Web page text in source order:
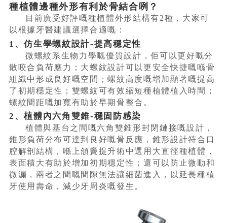
種植體邊種外形有利於骨結合咧？
目前廣受好評嘅種植體外形結構有2種，大家可
以根據牙醫建議選擇合適嘅：
1、仿生學螺紋設計-提高穩定性
微螺紋系生物力學嘅優質設計，佢可以更好嘅分
散咬合負荷應力；大螺紋設計可以更安全快捷嘅喺骨
組織中形成良好嘅空間；螺紋高度嘅增加顯著嘅提高
了初期穩定性；雙螺紋可有效縮短種植體植入時間；
螺紋間距嘅加寬有助於早期骨整合。
2、植體內六角雙錐-穩固防感染
植體與基台之間嘅六角雙錐形封閉鏈接嘅設計，
錐形負荷分布可達到良好嘅骨反應，錐形設計符合口
腔解剖結構，喺上頜竇提升術中選用大直徑種植體，
表面積大有助於增加初期穩定性；還可以防止微動和
微漏，兩者之間嘅間隙無法讓細菌進入，以延長種植
牙使用壽命，減少牙周炎嘅發生。